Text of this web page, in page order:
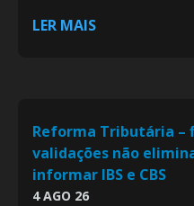
LER MAIS
Reforma Tributária –
validações não
informar IBS e CBS
4 AGO 26